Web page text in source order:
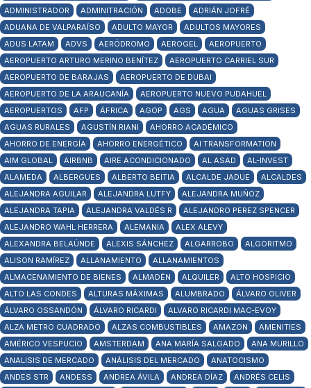
ADMINISTRADOR
ADMINITRACIÓN ADOBE
ADRIÁN JOFRÉ
ADUANA DE VALPARAÍSO
ADULTO MAYOR
ADULTOS MAYORES
ADUS LATAM
ADVS AERÓDROMO AEROGEL
AEROPUERTO
AEROPUERTO ARTURO MERINO BENÍTEZ
AEROPUERTO CARRIEL SUR
AEROPUERTO DE BARAJAS
AEROPUERTO DE DUBAI
AEROPUERTO DE LA ARAUCANÍA
AEROPUERTO NUEVO PUDAHUEL
AEROPUERTOS
AFP ÁFRICA AGOP AGS AGUA
AGUAS GRISES
AGUAS RURALES
AGUSTÍN RIANI
AHORRO ACADÉMICO
AHORRO DE ENERGÍA
AHORRO ENERGÉTICO
AI TRANSFORMATION
AIM GLOBAL
AIRBNB AIRE ACONDICIONADO AL ASAD
AL-INVEST
ALAMEDA
ALBERGUES ALBERTO BEITIA ALCALDE JADUE
ALCALDES
ALEJANDRA AGUILAR
ALEJANDRA LUTFY
ALEJANDRA MUÑOZ
ALEJANDRA TAPIA
ALEJANDRA VALDÉS R
ALEJANDRO PEREZ SPENCER
ALEJANDRO WAHL HERRERA
ALEMANIA
ALEX ALEVY
ALEXANDRA BELAÚNDE
ALEXIS SÁNCHEZ ALGARROBO
ALGORITMO
ALISON RAMÍREZ
ALLANAMIENTO
ALLANAMIENTOS
ALMACENAMIENTO DE BIENES
ALMADÉN ALQUILER
ALTO HOSPICIO
ALTO LAS CONDES
ALTURAS MÁXIMAS ALUMBRADO
ÁLVARO OLIVER
ÁLVARO OSSANDÓN
ÁLVARO RICARDI
ALVARO RICARDI MAC-EVOY
ALZA METRO CUADRADO
ALZAS COMBUSTIBLES AMAZON
AMENITIES
AMÉRICO VESPUCIO
AMSTERDAM ANA MARÍA SALGADO
ANA MURILLO
ANALISIS DE MERCADO
ANÁLISIS DEL MERCADO
ANATOCISMO
ANDES STR
ANDESS ANDREA ÁVILA ANDREA DÍAZ
ANDRÉS CELIS